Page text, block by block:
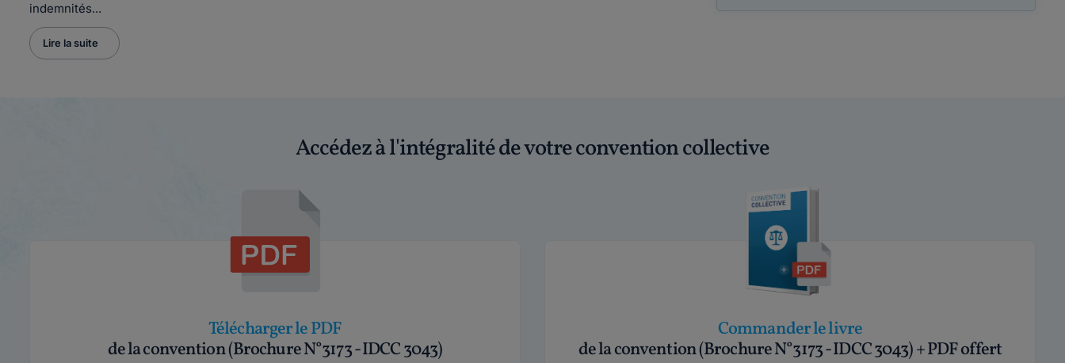
indemnités...
Lire la suite
Accédez à l'intégralité de votre convention collective
Télécharger le PDF
de la convention (Brochure N°3173 - IDCC 3043)
Commander le livre
de la convention (Brochure N°3173 - IDCC 3043) + PDF offert